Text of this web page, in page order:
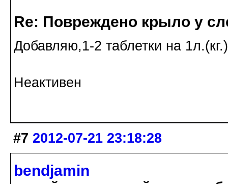
Re: Повреждено крыло у
Добавляю,1-2 таблетки на
Неактивен
#7 2012-07-21 23:18:28
bendjamin